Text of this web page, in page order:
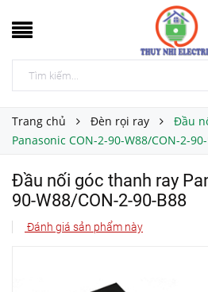
Trang chủ Đèn rọi ray
Đầu
Panasonic CON-2-90-W88/CON-2-
Đầu nối góc thanh ray
90-W88/CON-2-90-B88
Đánh giá sản phẩm này